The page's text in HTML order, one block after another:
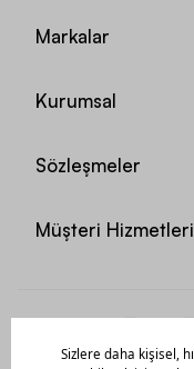
Markalar
Kurumsal
Sözleşmeler
Müşteri Hizmetleri